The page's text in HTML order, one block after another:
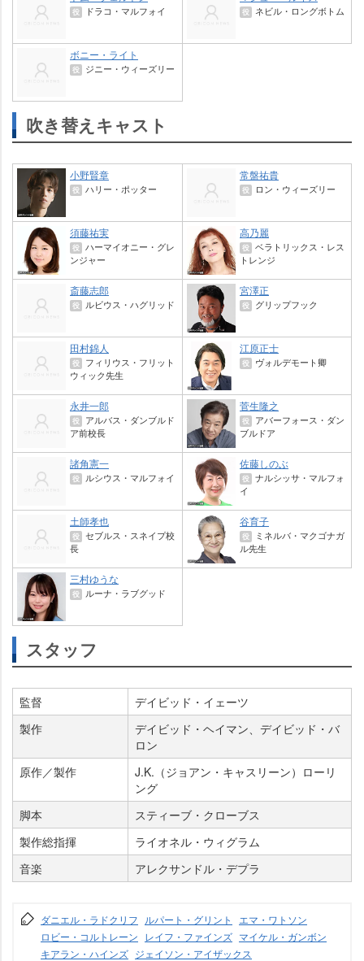
役 ドラコ・マルフォイ 役 ネビル・ロングボトム
ボニー・ライト
役 ジニー・ウィーズリー
吹き替えキャスト
小野賢章
役 ハリー・ポッター
常盤祐貴
役 ロン・ウィーズリー
須藤祐実
役 ハーマイオニー・グレ
ンジャー
高乃麗
役 ベラトリックス・レス
トレンジ
斎藤志郎
役 ルビウス・ハグリッド
宮澤正
役 グリップフック
田村錦人
役
フィリウス・フリット
ウィック先生
江原正士
役 ヴォルデモート卿
永井一郎
役
アルバス・ダンブルド
ア前校長
菅生隆之
役
アバーフォース・ダン
ブルドア
諸角憲一
役 ルシウス・マルフォイ
佐藤しのぶ
役 ナルシッサ・マルフォ
イ
土師孝也
役 セブルス・スネイプ校
長
谷育子
役
ミネルバ・マクゴナガ
ル先生
三村ゆうな
役 ルーナ・ラブグッド
スタッフ
監督
デイビッド・イェーツ
製作
デイビッド・ヘイマン、デイビッド・バ
ロン
原作／製作
J.K.（ジョアン・キャスリーン）ローリ
ング
脚本
スティーブ・クローブス
製作総指揮
ライオネル・ウィグラム
音楽
アレクサンドル・デプラ
ダニエル・ラドクリフ ルパート・グリント
エマ・ワトソン
ロビー・コルトレーン レイフ・ファインズ マイケル・ガンボン
キアラン・ハインズ ジェイソン・アイザックス